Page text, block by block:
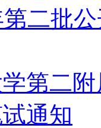
第二批
第二
通知